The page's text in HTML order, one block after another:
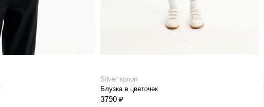
Silver spoon
Блузка в цветочек
3790 ₽